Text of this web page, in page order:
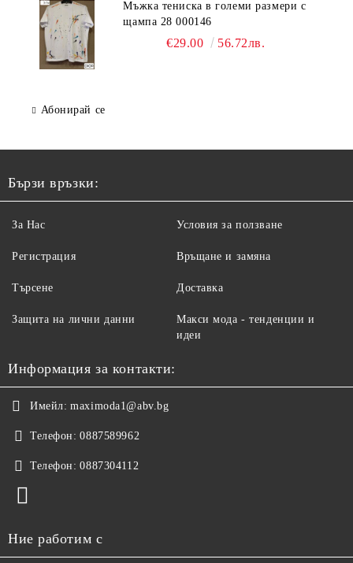
Мъжка тениска в големи размери с
щампа 28 000146
€29.00 56.72лв.
Абонирай се
Бързи връзки:
За Нас
Регистрация
Търсене
Защита на лични данни
Условия за ползване
Връщане и замяна
Доставка
Макси мода - тенденции и
идеи
Информация за контакти:
Имейл: maximoda1@abv.bg
Телефон: 0887589962
Телефон: 0887304112
Ние работим с